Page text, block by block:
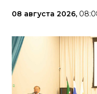
08 августа 2026,